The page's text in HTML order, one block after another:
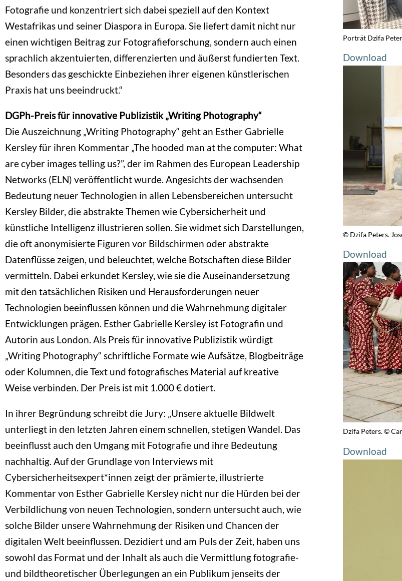
Fotografie und konzentriert sich dabei speziell auf den Kontext
Westafrikas und seiner Diaspora in Europa. Sie liefert damit nicht nur
einen wichtigen Beitrag zur Fotografieforschung, sondern auch einen
sprachlich akzentuierten, differenzierten und äußerst fundierten Text.
Besonders das geschickte Einbeziehen ihrer eigenen künstlerischen
Praxis hat uns beeindruckt.“
DGPh-Preis für innovative Publizistik „Writing Photography“
Die Auszeichnung „Writing Photography“ geht an Esther Gabrielle
Kersley für ihren Kommentar „The hooded man at the computer: What
are cyber images telling us?”, der im Rahmen des European Leadership
Networks (ELN) veröffentlicht wurde. Angesichts der wachsenden
Bedeutung neuer Technologien in allen Lebensbereichen untersucht
Kersley Bilder, die abstrakte Themen wie Cybersicherheit und
künstliche Intelligenz illustrieren sollen. Sie widmet sich Darstellungen,
die oft anonymisierte Figuren vor Bildschirmen oder abstrakte
Datenflüsse zeigen, und beleuchtet, welche Botschaften diese Bilder
vermitteln. Dabei erkundet Kersley, wie sie die Auseinandersetzung
mit den tatsächlichen Risiken und Herausforderungen neuer
Technologien beeinflussen können und die Wahrnehmung digitaler
Entwicklungen prägen. Esther Gabrielle Kersley ist Fotografin und
Autorin aus London. Als Preis für innovative Publizistik würdigt
„Writing Photography“ schriftliche Formate wie Aufsätze, Blogbeiträge
oder Kolumnen, die Text und fotografisches Material auf kreative
Weise verbinden. Der Preis ist mit 1.000 € dotiert.
In ihrer Begründung schreibt die Jury: „Unsere aktuelle Bildwelt
unterliegt in den letzten Jahren einem schnellen, stetigen Wandel. Das
beeinflusst auch den Umgang mit Fotografie und ihre Bedeutung
nachhaltig. Auf der Grundlage von Interviews mit
Cybersicherheitsexpert*innen zeigt der prämierte, illustrierte
Kommentar von Esther Gabrielle Kersley nicht nur die Hürden bei der
Verbildlichung von neuen Technologien, sondern untersucht auch, wie
solche Bilder unsere Wahrnehmung der Risiken und Chancen der
digitalen Welt beeinflussen. Dezidiert und am Puls der Zeit, haben uns
sowohl das Format und der Inhalt als auch die Vermittlung fotografie-
und bildtheoretischer Überlegungen an ein Publikum jenseits der
Porträt Dzifa
Download
© Dzifa Peters.
Download
Dzifa Peters. ©
Download